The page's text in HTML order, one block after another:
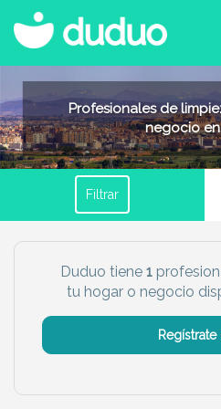
Profesionales de limpieza para tu hogar o
negocio
Filtrar
Filtrar por horario
Tu dudú ideal
Chico
Más servicio del dudú
Canguro
Duduo tiene 1
tu hogar o negocio
Regístrate